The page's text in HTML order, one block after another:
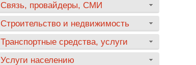
Связь, провайдеры, СМИ
Строительство и недвижимость
Транспортные средства, услуги
Услуги населению